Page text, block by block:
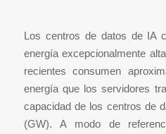
Los centros de datos de IA
energía excepcionalmente
recientes consumen
energía que los servidores
capacidad de los centros de
(GW). A modo de